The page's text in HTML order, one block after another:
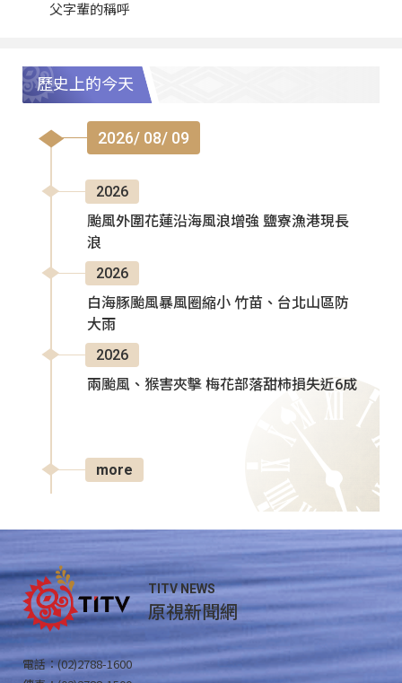
父字輩的稱呼
歷史上的今天
2026/ 08/ 09
2026
颱風外圍花蓮沿海風浪增強 鹽寮漁港現長
浪
2026
白海豚颱風暴風圈縮小 竹苗、台北山區防
大雨
2026
兩颱風、猴害夾擊 梅花部落甜柿損失近6成
more
TITV NEWS
原視新聞網
電話：(02)2788-1600